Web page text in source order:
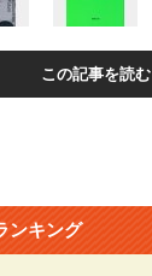
この記事を読む
ンキング